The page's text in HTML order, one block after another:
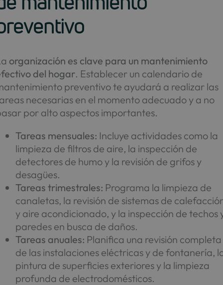
organización es clave para un mantenimiento
del hogar. Establecer un calendario de
preventivo te ayudará a realizar las
necesarias en el momento adecuado y a no
por alto aspectos importantes.
Tareas mensuales: Incluye actividades como la
limpieza de filtros de aire, la inspección de
detectores de humo y la revisión de grifos y
desagües.
Tareas trimestrales: Programa la limpieza de
canaletas, la revisión de sistemas de
y aire acondicionado, y la inspección de techos
paredes en busca de daños.
Tareas anuales: Planifica una revisión completa
de las instalaciones eléctricas y de fontanería,
pintura de superficies exteriores y la limpieza
profunda de electrodomésticos.